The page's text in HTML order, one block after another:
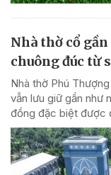
Nhà thờ cổ
chuông đúc từ
Nhà thờ Phú
vẫn lưu giữ gần như
đồng đặc biệt được